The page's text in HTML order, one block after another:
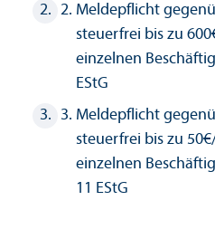
Meldepflicht
steuerfrei bis zu
einzelnen
EStG
Meldepflicht
steuerfrei bis zu
einzelnen
11 EStG